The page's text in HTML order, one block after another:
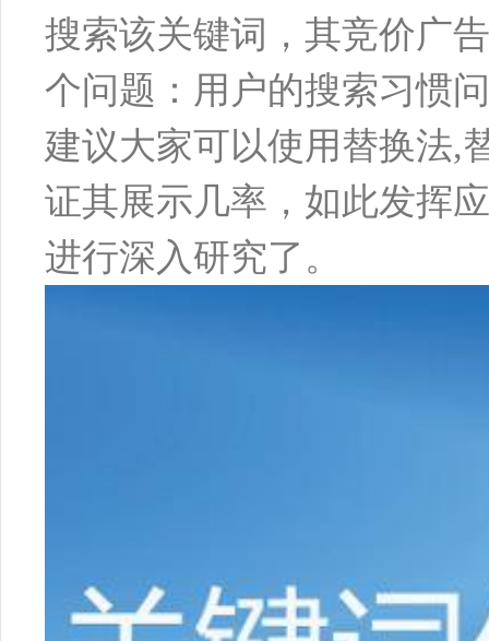
搜索该关键词，其竞价广
个问题：用户的搜索习惯
建议大家可以使用替换法,
证其展示几率，如此发挥
进行深入研究了。